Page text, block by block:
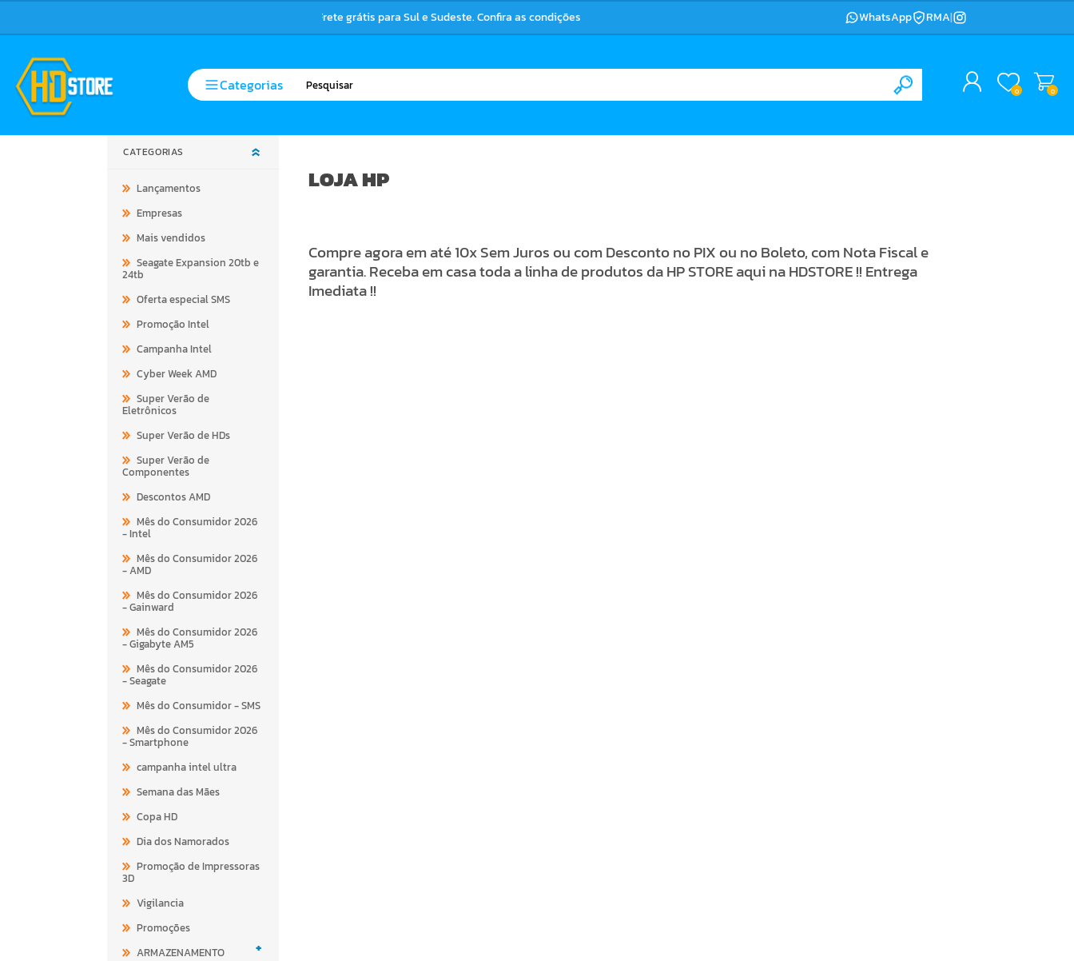
Frete grátis para Sul e Sudeste. Confira as condições WhatsApp RMA|
Categorias 0 0
CATEGORIAS
Lançamentos
Empresas
Mais vendidos
Seagate Expansion 20tb e
24tb
Oferta especial SMS
Promoção Intel
Campanha Intel
Cyber Week AMD
Super Verão de
Eletrônicos
Super Verão de HDs
Super Verão de
Componentes
Descontos AMD
Mês do Consumidor 2026
- Intel
Mês do Consumidor 2026
- AMD
Mês do Consumidor 2026
- Gainward
Mês do Consumidor 2026
- Gigabyte AM5
Mês do Consumidor 2026
- Seagate
Mês do Consumidor - SMS
Mês do Consumidor 2026
- Smartphone
campanha intel ultra
Semana das Mães
Copa HD
Dia dos Namorados
Promoção de Impressoras
3D
Vigilancia
Promoções
ARMAZENAMENTO
+
LOJA HP
Compre agora em até 10x Sem Juros ou com Desconto no PIX ou no Boleto, com Nota Fiscal e
garantia. Receba em casa toda a linha de produtos da HP STORE aqui na HDSTORE !! Entrega
Imediata !!